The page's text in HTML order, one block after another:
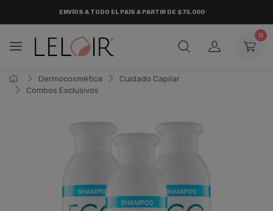
ENVÍOS A TODO EL PAÍS A PARTIR DE $75.000
0
Dermocosmética
Cuidado Capilar
Combos Exclusivos